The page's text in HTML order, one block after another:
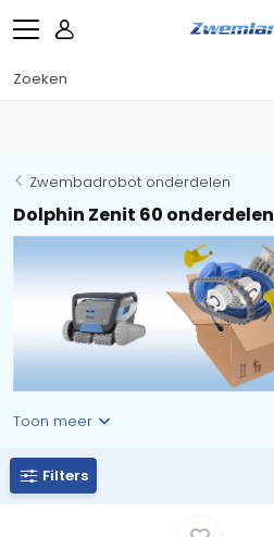
Zwembadrobot onderdelen
Dolphin Zenit 60 onderdelen
Toon meer
Filters